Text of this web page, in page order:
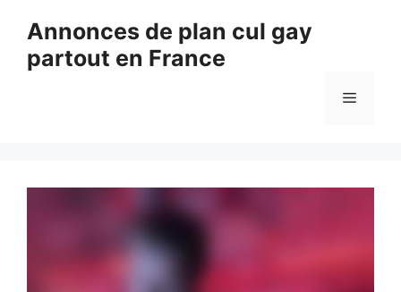
contenu
Annonces de plan cul gay
partout en France
Menu